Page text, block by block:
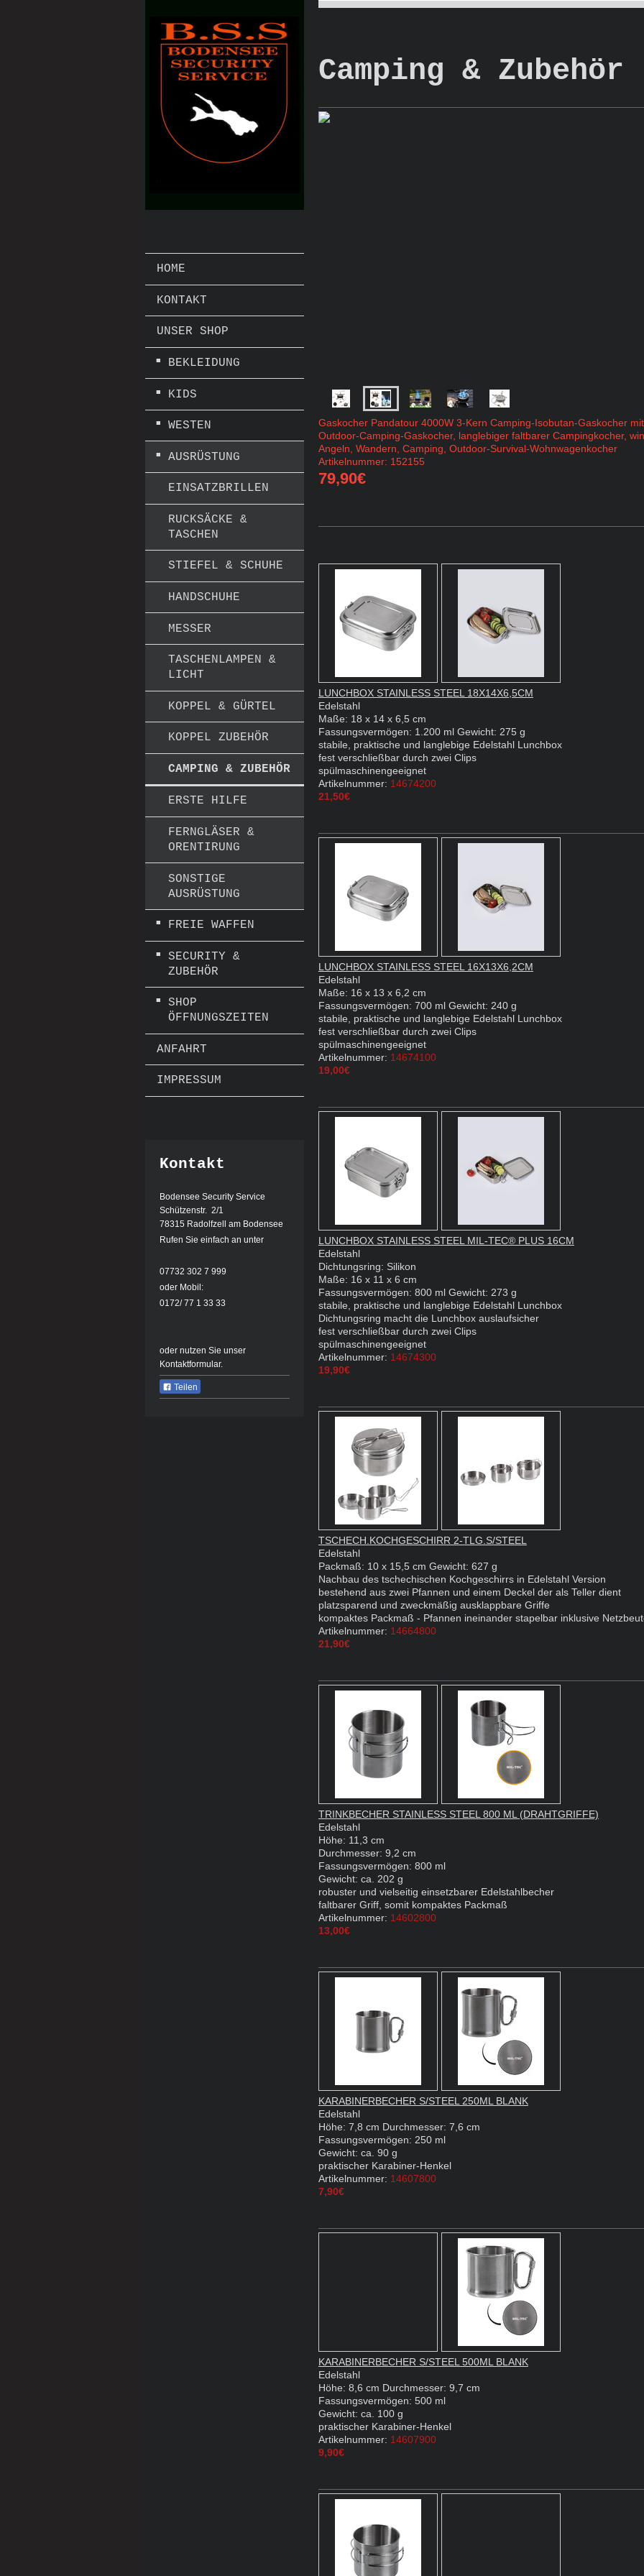
HOME
KONTAKT
UNSER SHOP
BEKLEIDUNG
KIDS
WESTEN
AUSRÜSTUNG
EINSATZBRILLEN
RUCKSÄCKE &
TASCHEN
STIEFEL & SCHUHE
HANDSCHUHE
MESSER
TASCHENLAMPEN &
LICHT
KOPPEL & GÜRTEL
KOPPEL ZUBEHÖR
CAMPING & ZUBEHÖR
ERSTE HILFE
FERNGLÄSER &
ORENTIRUNG
SONSTIGE
AUSRÜSTUNG
FREIE WAFFEN
SECURITY &
ZUBEHÖR
SHOP
ÖFFNUNGSZEITEN
ANFAHRT
IMPRESSUM
Kontakt
Bodensee Security Service
Schützenstr. 2/1
78315 Radolfzell am Bodensee
Rufen Sie einfach an unter
07732 302 7 999
oder Mobil:
0172/ 77 1 33 33
oder nutzen Sie unser
Kontaktformular.
Teilen
Bodensee
Camping & Zubehör
Gaskocher Pandatour 4000W 3-Kern Camping-Isobutan-Gaskocher
Outdoor-Camping-Gaskocher, langlebiger faltbarer Campingkocher,
Angeln, Wandern, Camping, Outdoor-Survival-Wohnwagenkocher
Artikelnummer: 152155
79,90€
LUNCHBOX STAINLESS STEEL 18X14X6,5CM
Edelstahl
Maße: 18 x 14 x 6,5 cm
Fassungsvermögen: 1.200 ml Gewicht: 275 g
stabile, praktische und langlebige Edelstahl Lunchbox
fest verschließbar durch zwei Clips
spülmaschinengeeignet
Artikelnummer: 14674200
21,50€
LUNCHBOX STAINLESS STEEL 16X13X6,2CM
Edelstahl
Maße: 16 x 13 x 6,2 cm
Fassungsvermögen: 700 ml Gewicht: 240 g
stabile, praktische und langlebige Edelstahl Lunchbox
fest verschließbar durch zwei Clips
spülmaschinengeeignet
Artikelnummer: 14674100
19,00€
LUNCHBOX STAINLESS STEEL MIL-TEC® PLUS 16CM
Edelstahl
Dichtungsring: Silikon
Maße: 16 x 11 x 6 cm
Fassungsvermögen: 800 ml Gewicht: 273 g
stabile, praktische und langlebige Edelstahl Lunchbox
Dichtungsring macht die Lunchbox auslaufsicher
fest verschließbar durch zwei Clips
spülmaschinengeeignet
Artikelnummer: 14674300
19,90€
TSCHECH.KOCHGESCHIRR 2-TLG.S/STEEL
Edelstahl
Packmaß: 10 x 15,5 cm Gewicht: 627 g
Nachbau des tschechischen Kochgeschirrs in Edelstahl Version
bestehend aus zwei Pfannen und einem Deckel der als Teller dient
platzsparend und zweckmäßig ausklappbare Griffe
kompaktes Packmaß - Pfannen ineinander stapelbar inklusive
Artikelnummer: 14664800
21,90€
TRINKBECHER STAINLESS STEEL 800 ML (DRAHTGRIFFE)
Edelstahl
Höhe: 11,3 cm
Durchmesser: 9,2 cm
Fassungsvermögen: 800 ml
Gewicht: ca. 202 g
robuster und vielseitig einsetzbarer Edelstahlbecher
faltbarer Griff, somit kompaktes Packmaß
Artikelnummer: 14602800
13,00€
KARABINERBECHER S/STEEL 250ML BLANK
Edelstahl
Höhe: 7,8 cm Durchmesser: 7,6 cm
Fassungsvermögen: 250 ml
Gewicht: ca. 90 g
praktischer Karabiner-Henkel
Artikelnummer: 14607800
7,90€
KARABINERBECHER S/STEEL 500ML BLANK
Edelstahl
Höhe: 8,6 cm Durchmesser: 9,7 cm
Fassungsvermögen: 500 ml
Gewicht: ca. 100 g
praktischer Karabiner-Henkel
Artikelnummer: 14607900
9,90€